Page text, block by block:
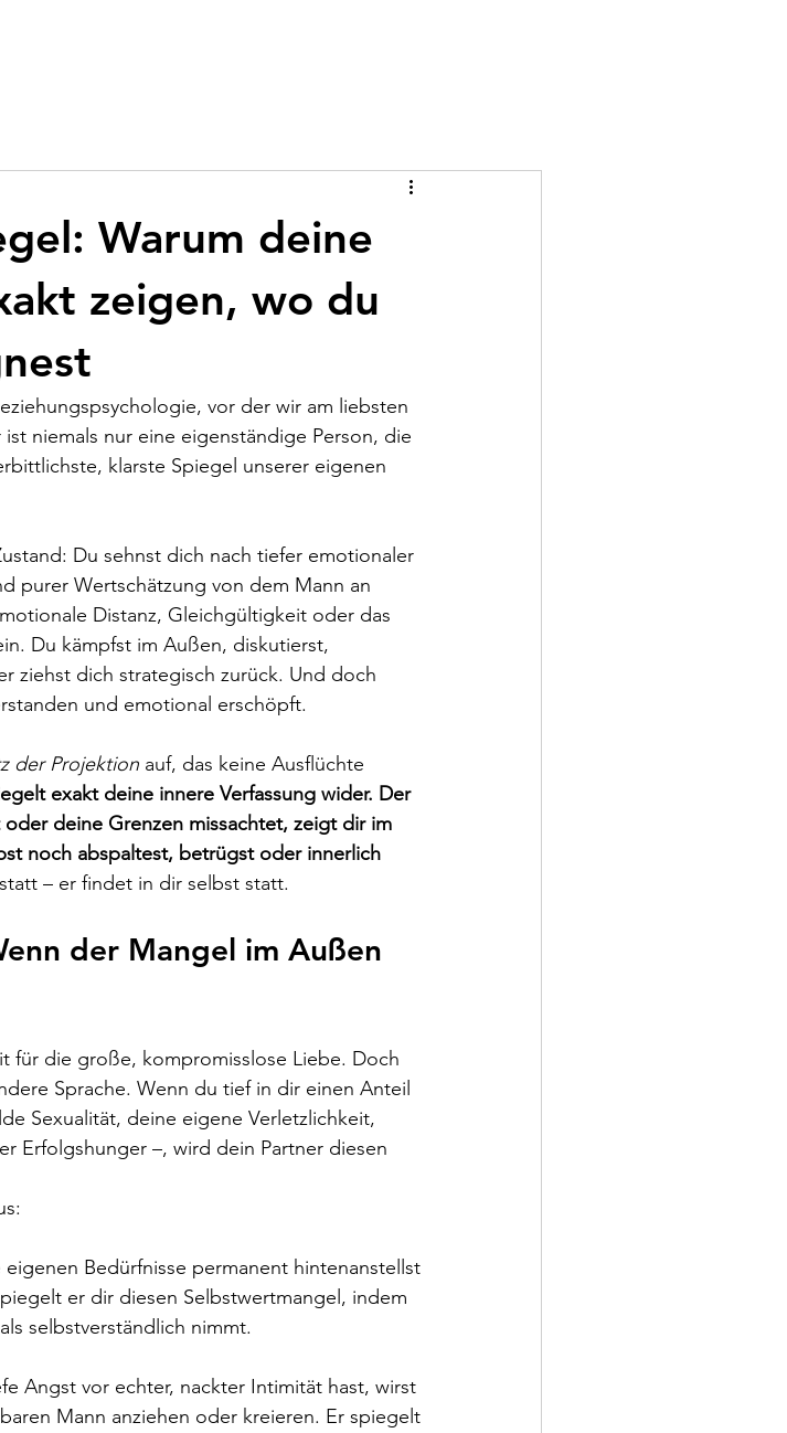
Warum deine
zeigen, wo du
vor der wir am liebsten
niemals nur eine eigenständige Person, die
klarste Spiegel unserer eigenen
Du sehnst dich nach tiefer emotionaler
purer Wertschätzung von dem Mann an
Distanz, Gleichgültigkeit oder das
Du kämpfst im Außen, diskutierst,
ziehst dich strategisch zurück. Und doch
und emotional erschöpft.
der Projektion auf, das keine Ausflüchte
exakt deine innere Verfassung wider. Der
deine Grenzen missachtet, zeigt dir im
noch abspaltest, betrügst oder innerlich
– er findet in dir selbst statt.
der Mangel im Außen
für die große, kompromisslose Liebe. Doch
Sprache. Wenn du tief in dir einen Anteil
Sexualität, deine eigene Verletzlichkeit,
Erfolgshunger –, wird dein Partner diesen
Bedürfnisse permanent hintenanstellst
er dir diesen Selbstwertmangel, indem
selbstverständlich nimmt.
Angst vor echter, nackter Intimität hast, wirst
Mann anziehen oder kreieren. Er spiegelt